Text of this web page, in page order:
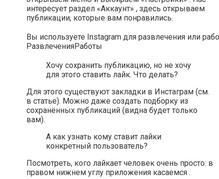
интересует раздел «Аккаунт» , здесь открываем
публикации, которые вам понравились.
Вы используете Instagram для развлечения или
РазвлеченияРаботы
Хочу сохранить публикацию, но не хочу
для этого ставить лайк. Что делать?
Для этого существуют закладки в Инстаграм (см.
в статье). Можно даже создать подборку из
сохранённых публикаций (видна будет только
вам).
А как узнать кому ставит лайки
конкретный пользователь?
Посмотреть, кого лайкает человек очень просто: в
правом нижнем углу приложения касаемся .